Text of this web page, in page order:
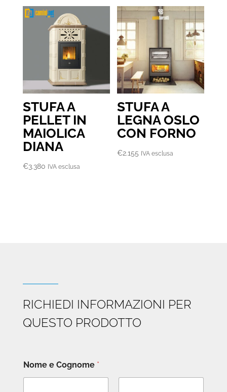
STUFA A
PELLET IN
MAIOLICA
DIANA
€3.380 IVA esclusa
STUFA A
LEGNA OSLO
CON FORNO
€2.155 IVA esclusa
RICHIEDI INFORMAZIONI PER
QUESTO PRODOTTO
Nome e Cognome *